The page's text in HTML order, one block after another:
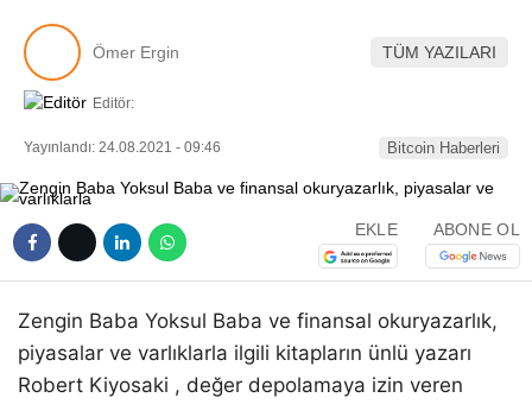
Ömer Ergin TÜM YAZILARI
Editör:
Yayınlandı: 24.08.2021 - 09:46 Bitcoin Haberleri
EKLE ABONE OL
Zengin Baba Yoksul Baba ve finansal okuryazarlık,
piyasalar ve varlıklarla ilgili kitapların ünlü yazarı
Robert Kiyosaki , değer depolamaya izin veren